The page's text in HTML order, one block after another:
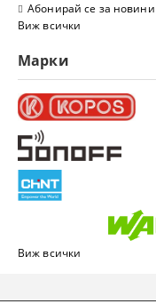
Абонирай се за новини
Виж всички
Марки
Виж всички